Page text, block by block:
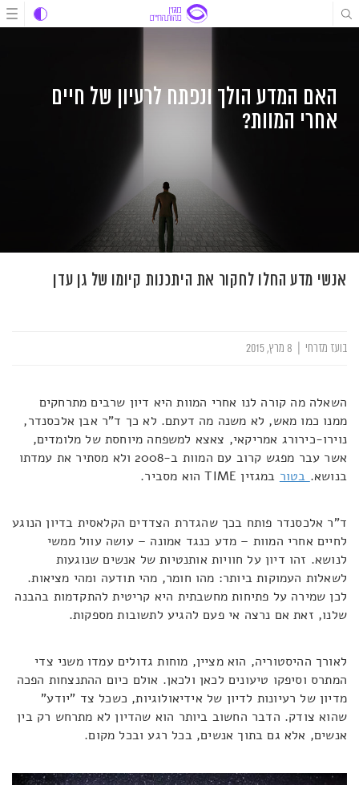
דלג
לתוכן
דלג
דלג
האם המדע הולך ונפתח לרעיון של חיים
אחרי המוות?
אנשי מדע החלו לחקור את היתכנות קיומו של גן עדן
בועז מזרחי
השאלה מה קורה לנו אחרי המוות היא דיון שרבים מתרחקים
ממנו כמו מאש, לא משנה מה דעתם. לא כך ד"ר אבן אלכסנדר,
נוירו-כירורג אמריקאי, צאצא למשפחה מיוחסת של מלומדים,
אשר עבר מפגש קרוב עם המוות ב-2008 ולא מסתיר את עמדתו
בנושא. בטור במגזין TIME הוא מסביר.
ד"ר אלכסנדר פותח בכך שהגדרת הצדדים הקלאסית בדיון הנוגע
לחיים אחרי המוות – מדע כנגד אמונה – עושה עוול ממשי
לנושא. זהו דיון על חוויות אותנטיות של אנשים שנוגעות
לשאלות העמוקות ביותר: מהו חומר, מהי תודעה ומהי מציאות.
לכן שמירה על פתיחות מחשבתית היא קריטית להתקדמות בהבנה
שלנו, זאת אם נרצה אי פעם להגיע לתשובות מספקות.
לאורך ההיסטוריה, הוא מציין, מוחות גדולים עמדו משני צדי
המתרס וסיפקו טיעונים לכאן ולכאן. אולם כיום ההתנצחות הפכה
מדיון של רעיונות לדיון של אידיאולוגיות, כשכל צד "יודע"
שהוא צודק. הדבר החשוב ביותר הוא שהדיון לא מתרחש רק בין
אנשים, אלא גם בתוך אנשים, בכל רגע ובכל מקום.